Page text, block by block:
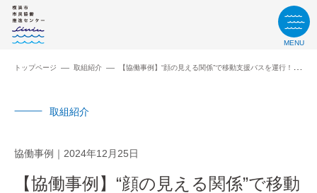
MENU
トップページ 取組紹介 【協働事例】“顔の見える関係”で移動支援バスを運行！「おでかけ３」がまちを元気に！（西区）
取組紹介
協働事例 2024年12月25日
【協働事例】“顔の見える関係”で移動